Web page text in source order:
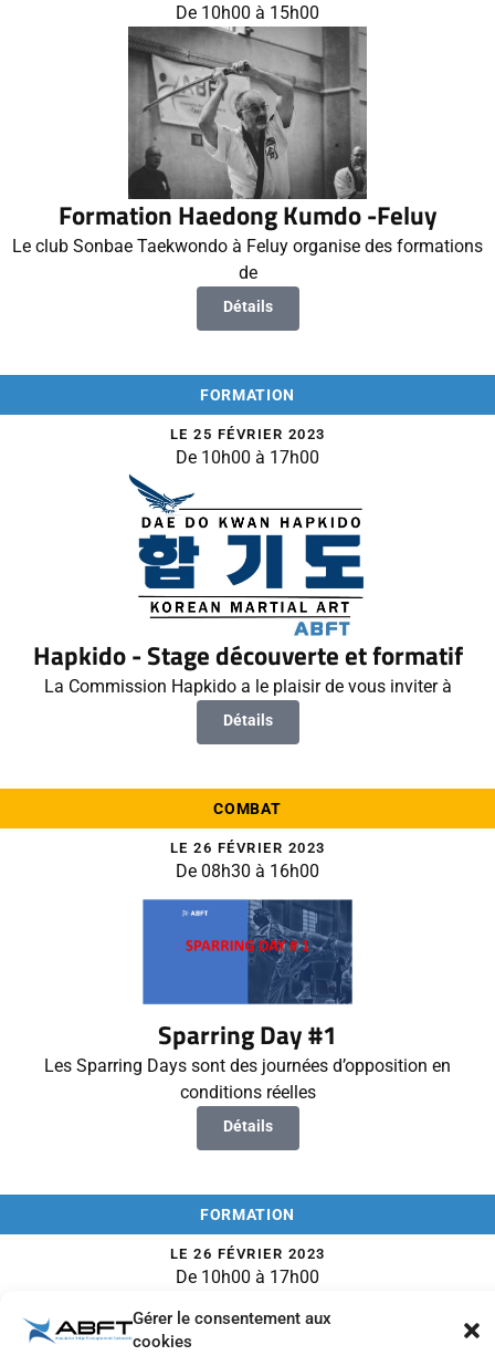
Gérer le consentement aux
cookies
De 10h00 à 15h00
Formation Haedong Kumdo -Feluy
Le club Sonbae Taekwondo à Feluy organise des formations
de
Détails
FORMATION
LE 25 FÉVRIER 2023
De 10h00 à 17h00
Hapkido - Stage découverte et formatif
La Commission Hapkido a le plaisir de vous inviter à
Détails
COMBAT
LE 26 FÉVRIER 2023
De 08h30 à 16h00
Sparring Day #1
Les Sparring Days sont des journées d’opposition en
conditions réelles
Détails
FORMATION
LE 26 FÉVRIER 2023
De 10h00 à 17h00